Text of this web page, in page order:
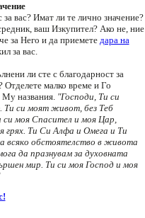
вас? Имат ли те лично значение?
ваш Изкупител? Ако не, ние
за Него и да приеметедара на
за вас.
ли сте с благодарност за
Отделете малко време и Го
Му названия. "Господи, Ти си
си моят живот, без Теб
моя Спасител и моя Цар,
грях. Ти Си Алфа и Омега и Ти
всяко обстоятелство в живота
да празнувам за духовната
мир. Ти си моя Господ и моя